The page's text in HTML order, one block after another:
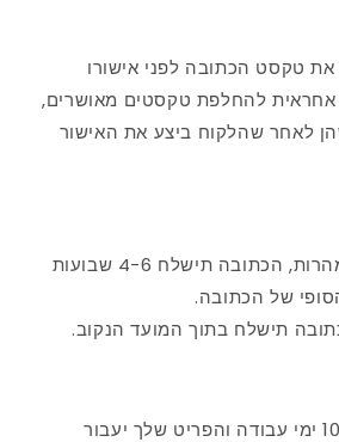
טקסט הכתובה לפני אישורו
להחלפת טקסטים מאושרים,
לאחר שהלקוח ביצע את האישור
עבור הזמנות שאינן ממהרות, הכתובה תישלח 4-6 שבועות
של הכתובה.
תישלח בתוך המועד הנקוב.
משלוח רגיל נמשך עד 10 ימי עבודה והפריט שלך יעבור